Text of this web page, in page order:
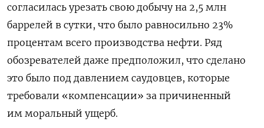
согласилась урезать свою добычу на 2,5 млн
баррелей в сутки, что было равносильно 23%
процентам всего производства нефти. Ряд
обозревателей даже предположил, что сделано
это было под давлением саудовцев, которые
требовали «компенсации» за причиненный
им моральный ущерб.